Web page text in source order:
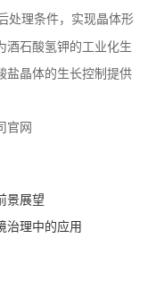
处理条件，实现晶体形
酒石酸氢钾的工业化生
盐晶体的生长控制提供
官网
景展望
治理中的应用